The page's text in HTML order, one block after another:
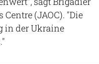
(JAOC). "Die
in der Ukraine